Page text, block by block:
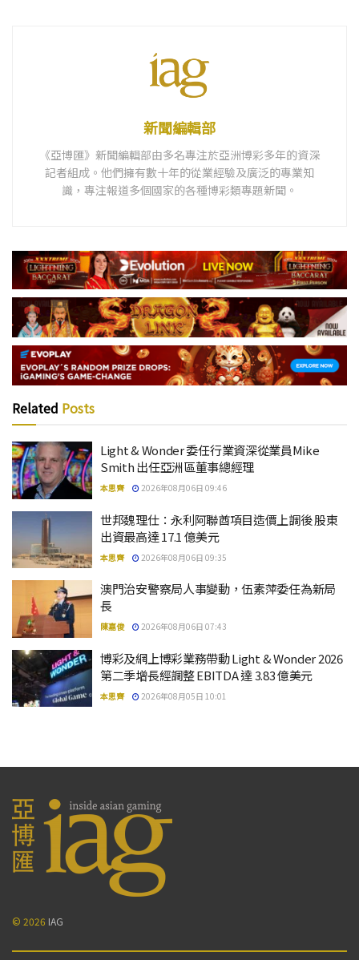
新聞編輯部
《亞博匯》新聞編輯部由多名專注於亞洲博彩多年的資深
記者組成。他們擁有數十年的從業經驗及廣泛的專業知
識，專注報道多個國家的各種博彩類專題新聞。
Related Posts
Light & Wonder 委任行業資深從業員Mike
Smith 出任亞洲區董事總經理
本思齊 2026年08月06日 09:46
世邦魏理仕：永利阿聯酋項目造價上調後 股東
出資最高達 17.1 億美元
本思齊 2026年08月06日 09:35
澳門治安警察局人事變動，伍素萍委任為新局
長
陳嘉俊 2026年08月06日 07:43
博彩及網上博彩業務帶動 Light & Wonder 2026
第二季增長經調整 EBITDA 達 3.83 億美元
本思齊 2026年08月05日 10:01
© 2026 IAG